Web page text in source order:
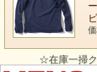
☆在庫一掃ク